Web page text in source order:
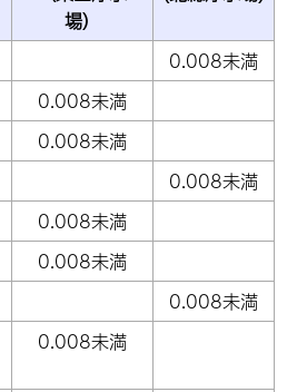
場）
0.008未満
0.008未満
0.008未満
0.008未満
0.008未満
0.008未満
0.008未満
0.008未満